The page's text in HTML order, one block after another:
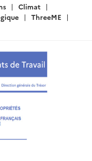
Climat
ThreeME